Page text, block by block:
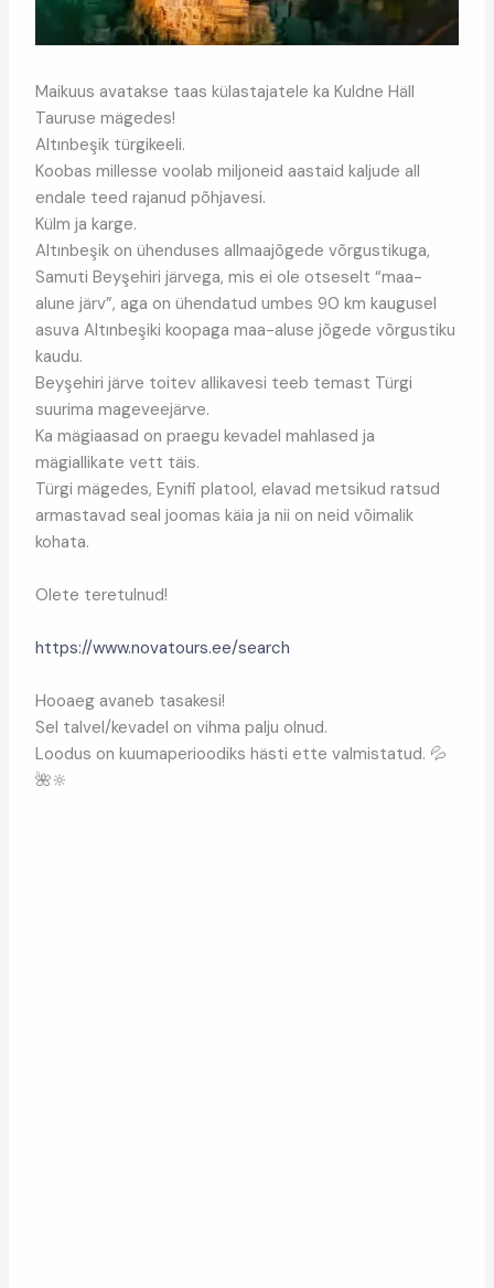
Maikuus avatakse taas külastajatele ka Kuldne Häll
Tauruse mägedes!
Altınbeşik türgikeeli.
Koobas millesse voolab miljoneid aastaid kaljude all
endale teed rajanud põhjavesi.
Külm ja karge.
Altınbeşik on ühenduses allmaajõgede võrgustikuga,
Samuti Beyşehiri järvega, mis ei ole otseselt “maa-
alune järv”, aga on ühendatud umbes 90 km kaugusel
asuva Altınbeşiki koopaga maa-aluse jõgede võrgustiku
kaudu.
Beyşehiri järve toitev allikavesi teeb temast Türgi
suurima mageveejärve.
Ka mägiaasad on praegu kevadel mahlased ja
mägiallikate vett täis.
Türgi mägedes, Eynifi platool, elavad metsikud ratsud
armastavad seal joomas käia ja nii on neid võimalik
kohata.
Olete teretulnud!
https://www.novatours.ee/search
Hooaeg avaneb tasakesi!
Sel talvel/kevadel on vihma palju olnud.
Loodus on kuumaperioodiks hästi ette valmistatud. 💦
🌺🔆